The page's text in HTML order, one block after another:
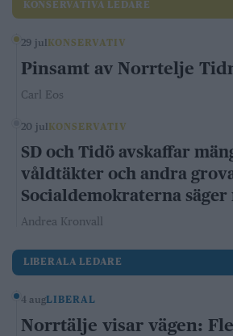
KONSERVATIVA LEDARE
29 jul KONSERVATIV
Pinsamt av Norrtelje
Carl Eos
20 jul KONSERVATIV
SD och Tidö avskaffar
våldtäkter och andra
Socialdemokraterna säger
Andrea Kronvall
LIBERALA LEDARE
4 augLIBERAL
Norrtälje visar vägen: